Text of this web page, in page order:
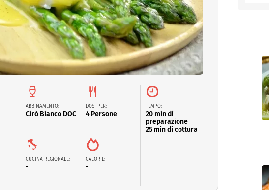
Pasqua
San Valentino
ABBINAMENTO:
Cirò Bianco DOC
CUCINA REGIONALE:
-
DOSI PER:
4 Persone
CALORIE:
-
TEMPO:
20 min di
preparazione
25 min di cottura